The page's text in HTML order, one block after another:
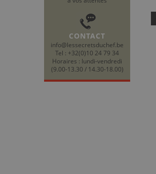
CONTACT
info@lessecretsduchef.be
Tel : +32(0)10 24 79 34
Horaires : lundi-vendredi
(9.00-13.30 / 14.30-18.00)